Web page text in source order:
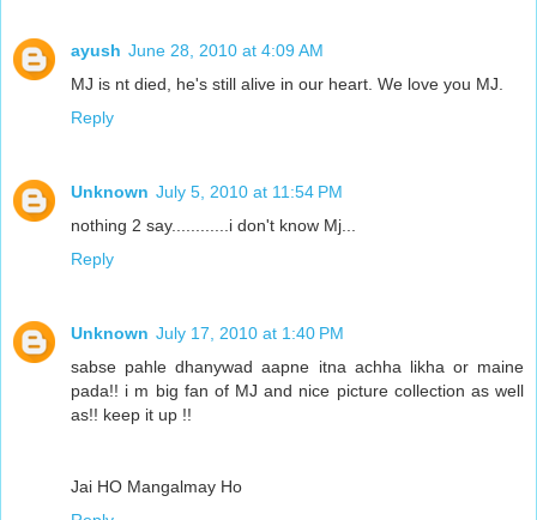
ayush June 28, 2010 at 4:09 AM
MJ is nt died, he's still alive in our heart. We love you MJ.
Reply
Unknown July 5, 2010 at 11:54 PM
nothing 2 say............i don't know Mj...
Reply
Unknown July 17, 2010 at 1:40 PM
sabse pahle dhanywad aapne itna achha likha or maine
pada!! i m big fan of MJ and nice picture collection as well
as!! keep it up !!
Jai HO Mangalmay Ho